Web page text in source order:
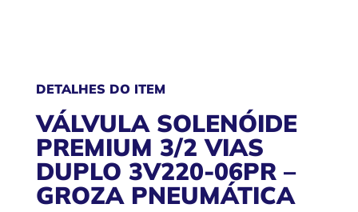
DETALHES DO ITEM
VÁLVULA SOLENÓIDE
PREMIUM 3/2 VIAS
DUPLO 3V220-06PR –
GROZA PNEUMÁTICA